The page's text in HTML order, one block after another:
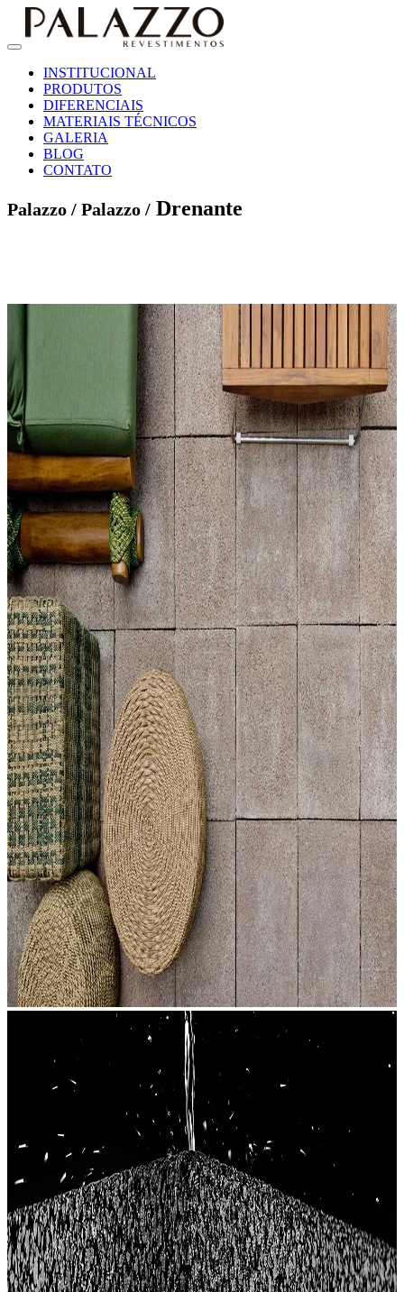
INSTITUCIONAL
PRODUTOS
DIFERENCIAIS
MATERIAIS TÉCNICOS
GALERIA
BLOG
CONTATO
Palazzo / Palazzo / Drenante